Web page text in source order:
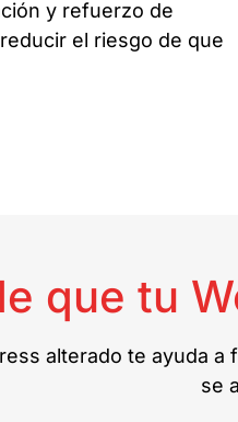
y refuerzo de
el riesgo de que
que tu
alterado te ayuda
se